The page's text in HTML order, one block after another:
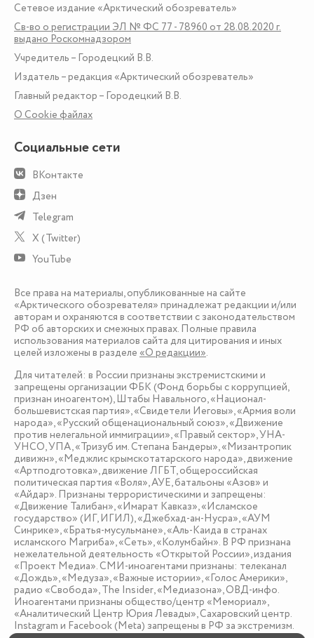
Сетевое издание «Арктический обозреватель»
Св-во о регистрации ЭЛ № ФС 77 - 78960 от 28.08.2020 г.
выдано Роскомнадзором
Учредитель – Городецкий В.В.
Издатель – редакция «Арктический обозреватель»
Главный редактор – Городецкий В.В.
О Сookie файлах
Социальные сети
ВКонтакте
Дзен
Telegram
X (Twitter)
YouTube
Все права на материалы, опубликованные на сайте
«Арктического обозревателя» принадлежат редакции и/или
авторам и охраняются в соответствии с законодательством
РФ об авторских и смежных правах. Полные правила
использования материалов сайта для цитирования и иных
целей изложены в разделе«О редакции».
Для читателей: в России признаны экстремистскими и
запрещены организации ФБК (Фонд борьбы с коррупцией,
признан иноагентом), Штабы Навального, «Национал-
большевистская партия», «Свидетели Иеговы», «Армия воли
народа», «Русский общенациональный союз», «Движение
против нелегальной иммиграции», «Правый сектор», УНА-
УНСО, УПА, «Тризуб им. Степана Бандеры», «Мизантропик
дивижн», «Меджлис крымскотатарского народа», движение
«Артподготовка», движение ЛГБТ, общероссийская
политическая партия «Воля», АУЕ, батальоны «Азов» и
«Айдар». Признаны террористическими и запрещены:
«Движение Талибан», «Имарат Кавказ», «Исламское
государство» (ИГ, ИГИЛ), «Джебхад-ан-Нусра», «АУМ
Синрике», «Братья-мусульмане», «Аль-Каида в странах
исламского Магриба», «Сеть», «Колумбайн». В РФ признана
нежелательной деятельность «Открытой России», издания
«Проект Медиа». СМИ-иноагентами признаны: телеканал
«Дождь», «Медуза», «Важные истории», «Голос Америки»,
радио «Свобода», The Insider, «Медиазона», ОВД-инфо.
Иноагентами признаны общество/центр «Мемориал»,
«Аналитический Центр Юрия Левады», Сахаровский центр.
Instagram и Facebook (Metа) запрещены в РФ за экстремизм.